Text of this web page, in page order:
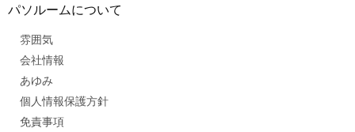
パソルームについて
雰囲気
会社情報
あゆみ
個人情報保護方針
免責事項